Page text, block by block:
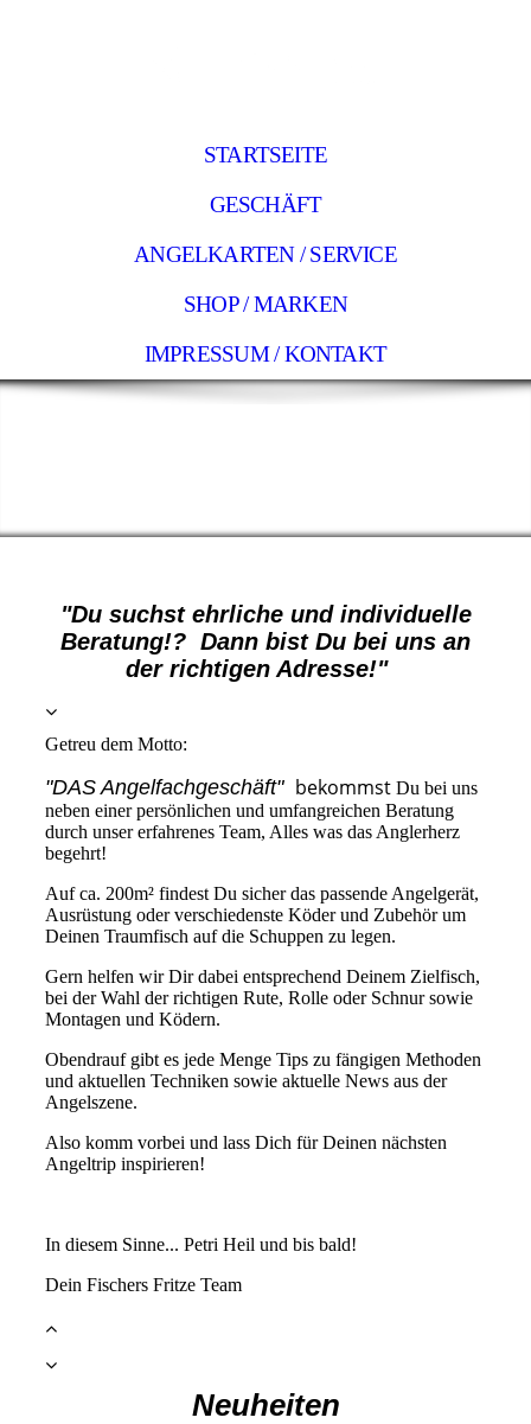
STARTSEITE
GESCHÄFT
ANGELKARTEN / SERVICE
SHOP / MARKEN
IMPRESSUM / KONTAKT
"Du suchst ehrliche und individuelle
Beratung!? Dann bist Du bei uns an
der richtigen Adresse!"
Getreu dem Motto:
"DAS Angelfachgeschäft" bekommstDu bei uns
neben einer persönlichen und umfangreichen Beratung
durch unser erfahrenes Team, Alles was das Anglerherz
begehrt!
Auf ca. 200m² findest Du sicher das passende Angelgerät,
Ausrüstung oder verschiedenste Köder und Zubehör um
Deinen Traumfisch auf die Schuppen zu legen.
Gern helfen wir Dir dabei entsprechend Deinem Zielfisch,
bei der Wahl der richtigen Rute, Rolle oder Schnur sowie
Montagen und Ködern.
Obendrauf gibt es jede Menge Tips zu fängigen Methoden
und aktuellen Techniken sowie aktuelle News aus der
Angelszene.
Also komm vorbei und lass Dich für Deinen nächsten
Angeltrip inspirieren!
In diesem Sinne... Petri Heil und bis bald!
Dein Fischers Fritze Team
Neuheiten